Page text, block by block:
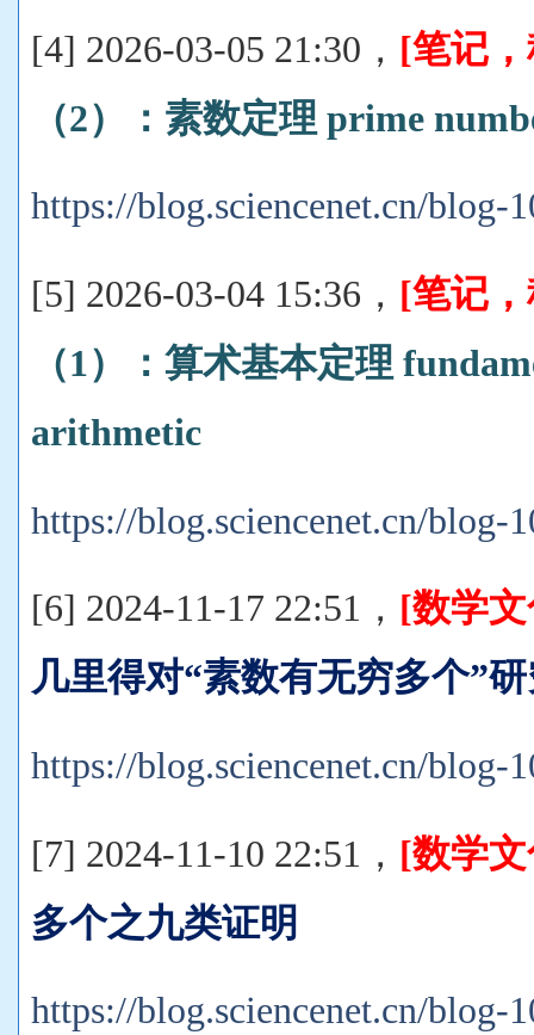
[4] 2026-03-05 21:30， [笔记
（2）：素数定理 prime
https://blog.sciencenet.cn/blog-
[5] 2026-03-04 15:36， [笔记
（1）：算术基本定理
arithmetic
https://blog.sciencenet.cn/blog-
[6] 2024-11-17 22:51， [数学
几里得对“素数有无穷多个”
https://blog.sciencenet.cn/blog-
[7] 2024-11-10 22:51， [数学
多个之九类证明
https://blog.sciencenet.cn/blog-